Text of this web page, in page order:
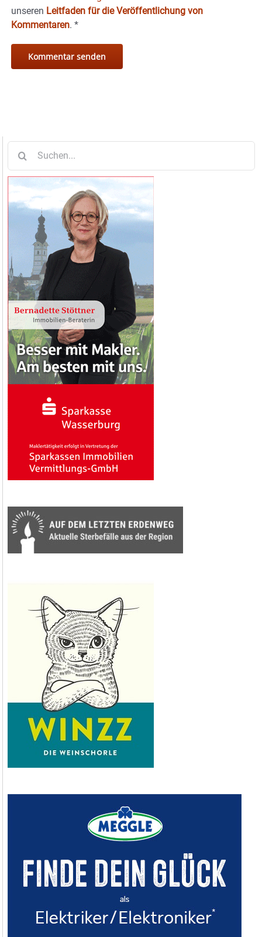
unseren Leitfaden für die Veröffentlichung von
Kommentaren. *
nach: